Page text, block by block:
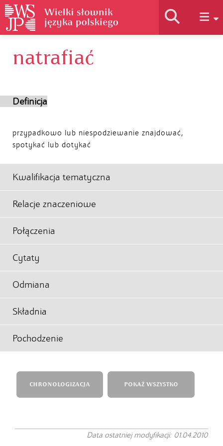
Historia słownika
natrafiać
Definicja
przypadkowo lub niespodziewanie znajdować,
spotykać lub dotykać
Kwalifikacja tematyczna
Relacje znaczeniowe
Połączenia
Cytaty
Odmiana
Składnia
Pochodzenie
CHRONOLOGIZACJA POKAŻ WSZYSTKO
Data ostatniej modyfikacji: 01.04.2010